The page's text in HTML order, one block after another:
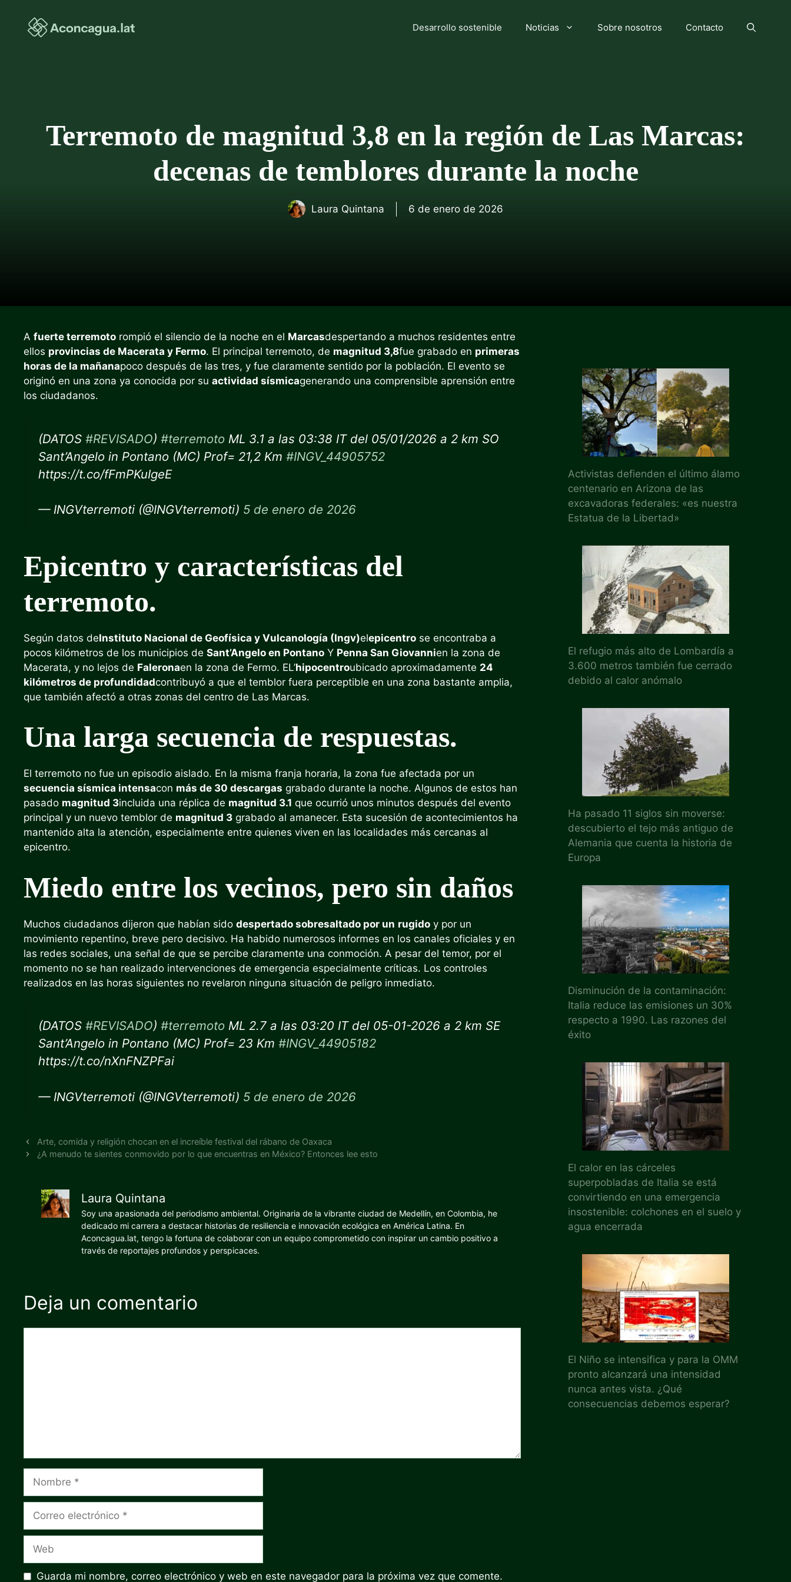
contenido
Desarrollo sostenible Noticias Sobre nosotros Contacto
Terremoto de magnitud 3,8 en la región de Las Marcas:
decenas de temblores durante la noche
Laura Quintana 6 de enero de 2026
A fuerte terremoto rompió el silencio de la noche en el Marcasdespertando a muchos residentes entre
ellos provincias de Macerata y Fermo. El principal terremoto, de magnitud 3,8fue grabado en primeras
horas de la mañanapoco después de las tres, y fue claramente sentido por la población. El evento se
originó en una zona ya conocida por su actividad sísmicagenerando una comprensible aprensión entre
los ciudadanos.
(DATOS #REVISADO) #terremoto ML 3.1 a las 03:38 IT del 05/01/2026 a 2 km SO
Sant’Angelo in Pontano (MC) Prof= 21,2 Km #INGV_44905752
https://t.co/fFmPKuIgeE
— INGVterremoti (@INGVterremoti) 5 de enero de 2026
Epicentro y características del
terremoto.
Según datos deInstituto Nacional de Geofísica y Vulcanología (Ingv)elepicentro se encontraba a
pocos kilómetros de los municipios de Sant’Angelo en Pontano Y Penna San Giovannien la zona de
Macerata, y no lejos de Faleronaen la zona de Fermo. EL’hipocentroubicado aproximadamente 24
kilómetros de profundidadcontribuyó a que el temblor fuera perceptible en una zona bastante amplia,
que también afectó a otras zonas del centro de Las Marcas.
Una larga secuencia de respuestas.
El terremoto no fue un episodio aislado. En la misma franja horaria, la zona fue afectada por un
secuencia sísmica intensacon más de 30 descargas grabado durante la noche. Algunos de estos han
pasado magnitud 3incluida una réplica de magnitud 3.1 que ocurrió unos minutos después del evento
principal y un nuevo temblor de magnitud 3 grabado al amanecer. Esta sucesión de acontecimientos ha
mantenido alta la atención, especialmente entre quienes viven en las localidades más cercanas al
epicentro.
Miedo entre los vecinos, pero sin daños
Muchos ciudadanos dijeron que habían sido despertado sobresaltado por un rugido y por un
movimiento repentino, breve pero decisivo. Ha habido numerosos informes en los canales oficiales y en
las redes sociales, una señal de que se percibe claramente una conmoción. A pesar del temor, por el
momento no se han realizado intervenciones de emergencia especialmente críticas. Los controles
realizados en las horas siguientes no revelaron ninguna situación de peligro inmediato.
(DATOS #REVISADO) #terremoto ML 2.7 a las 03:20 IT del 05-01-2026 a 2 km SE
Sant’Angelo in Pontano (MC) Prof= 23 Km #INGV_44905182
https://t.co/nXnFNZPFai
— INGVterremoti (@INGVterremoti) 5 de enero de 2026
Arte, comida y religión chocan en el increíble festival del rábano de Oaxaca
¿A menudo te sientes conmovido por lo que encuentras en México? Entonces lee esto
Laura Quintana
Soy una apasionada del periodismo ambiental. Originaria de la vibrante ciudad de Medellín, en Colombia, he
dedicado mi carrera a destacar historias de resiliencia e innovación ecológica en América Latina. En
Aconcagua.lat, tengo la fortuna de colaborar con un equipo comprometido con inspirar un cambio positivo a
través de reportajes profundos y perspicaces.
Deja un comentario
Nombre
Correo
Web
Guarda mi nombre, correo electrónico y web en este navegador para la próxima vez que comente.
Activistas defienden el último álamo
centenario en Arizona de las
excavadoras federales: «es nuestra
Estatua de la Libertad»
El refugio más alto de Lombardía a
3.600 metros también fue cerrado
debido al calor anómalo
Ha pasado 11 siglos sin moverse:
descubierto el tejo más antiguo de
Alemania que cuenta la historia de
Europa
Disminución de la contaminación:
Italia reduce las emisiones un 30%
respecto a 1990. Las razones del
éxito
El calor en las cárceles
superpobladas de Italia se está
convirtiendo en una emergencia
insostenible: colchones en el suelo y
agua encerrada
El Niño se intensifica y para la OMM
pronto alcanzará una intensidad
nunca antes vista. ¿Qué
consecuencias debemos esperar?